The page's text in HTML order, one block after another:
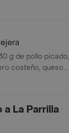
salsa de tomate
g de pollo picado,
costeño, queso
salsa Corral,
La Parrilla